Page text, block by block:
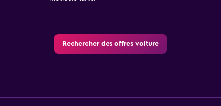
Rechercher des offres voiture